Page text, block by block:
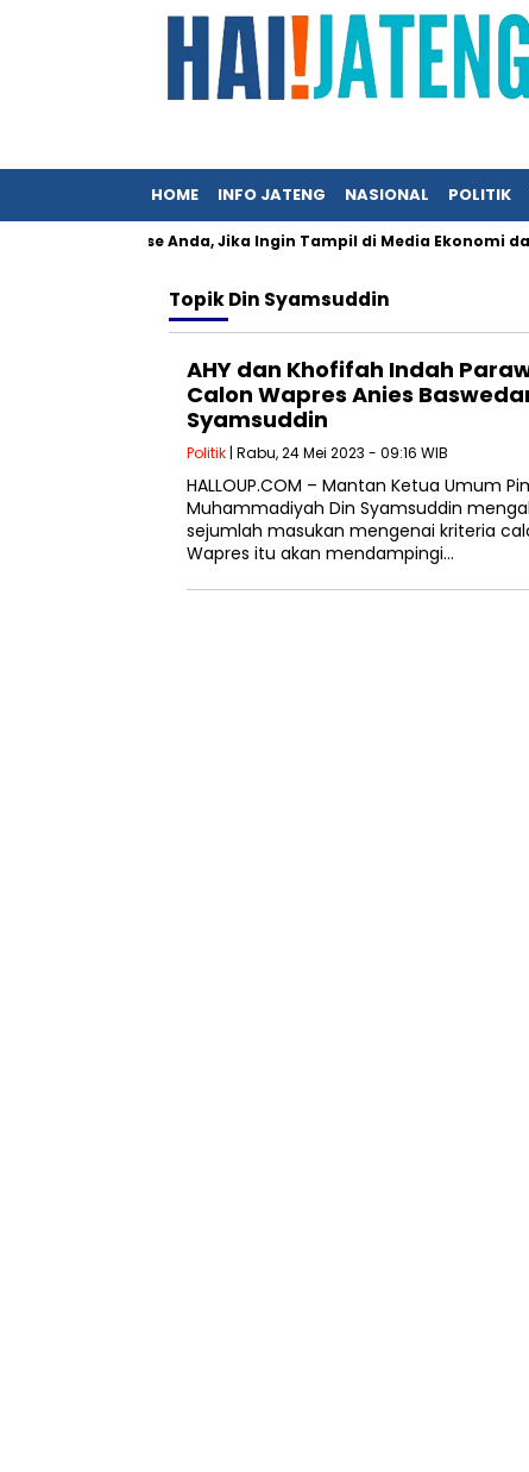
HOME INFO JATENG NASIONAL POLITIK
Press Release Anda, Jika Ingin Tampil di Media Ekonomi dan
TopikDin Syamsuddin
AHY dan Khofifah Indah
Calon Wapres Anies
Syamsuddin
Politik | Rabu, 24 Mei 2023 - 09:16 WIB
HALLOUP.COM – Mantan Ketua Umum
Muhammadiyah Din Syamsuddin
sejumlah masukan mengenai kriteria
Wapres itu akan mendampingi…